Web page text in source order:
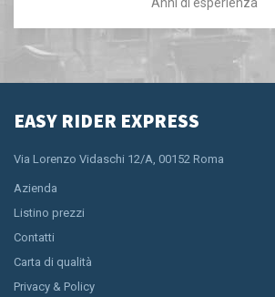
EASY RIDER EXPRESS
Via Lorenzo Vidaschi 12/A, 00152 Roma
Azienda
Listino prezzi
Contatti
Carta di qualità
Privacy & Policy